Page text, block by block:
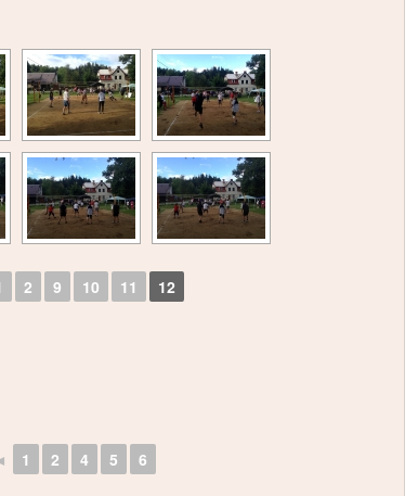
2 9 10 11 12
1 2 4 5 6